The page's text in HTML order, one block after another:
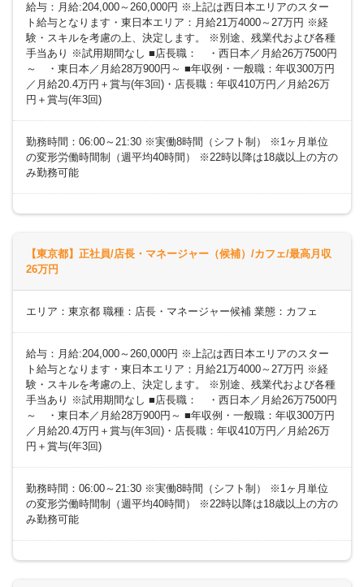
給与：月給:204,000～260,000円 ※上記は西日本エリアのスター
ト給与となります・東日本エリア：月給21万4000～27万円 ※経
験・スキルを考慮の上、決定します。 ※別途、残業代および各種
手当あり ※試用期間なし ■店長職： ・西日本／月給26万7500円
～ ・東日本／月給28万900円～ ■年収例・一般職：年収300万円
／月給20.4万円＋賞与(年3回)・店長職：年収410万円／月給26万
円＋賞与(年3回)
勤務時間：06:00～21:30 ※実働8時間（シフト制） ※1ヶ月単位
の変形労働時間制（週平均40時間） ※22時以降は18歳以上の方の
み勤務可能
【東京都】正社員/店長・マネージャー（候補）/カフェ/最高月収
26万円
エリア：東京都 職種：店長・マネージャー候補 業態：カフェ
給与：月給:204,000～260,000円 ※上記は西日本エリアのスター
ト給与となります・東日本エリア：月給21万4000～27万円 ※経
験・スキルを考慮の上、決定します。 ※別途、残業代および各種
手当あり ※試用期間なし ■店長職： ・西日本／月給26万7500円
～ ・東日本／月給28万900円～ ■年収例・一般職：年収300万円
／月給20.4万円＋賞与(年3回)・店長職：年収410万円／月給26万
円＋賞与(年3回)
勤務時間：06:00～21:30 ※実働8時間（シフト制） ※1ヶ月単位
の変形労働時間制（週平均40時間） ※22時以降は18歳以上の方の
み勤務可能